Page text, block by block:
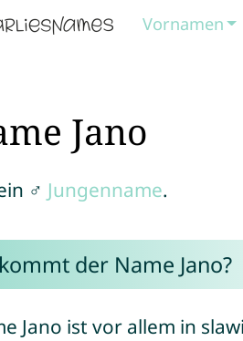
Vornamen
Jano
♂ Jungenname.
der Name Jano?
Jano ist vor allem in